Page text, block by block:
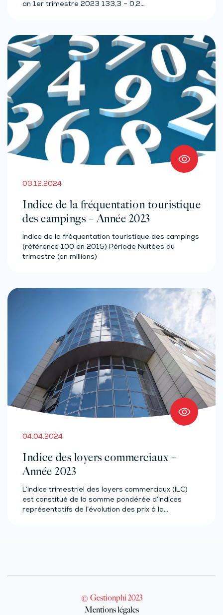
an 1er trimestre 2023 133,3 – 0,2…
03.12.2024
Indice de la fréquentation touristique
des campings – Année 2023
Indice de la fréquentation touristique des campings
(référence 100 en 2015) Période Nuitées du
trimestre (en millions)
04.04.2024
Indice des loyers commerciaux –
Année 2023
L’indice trimestriel des loyers commerciaux (ILC)
est constitué de la somme pondérée d’indices
représentatifs de l’évolution des prix à la…
© Gestionphi 2023
Mentions légales